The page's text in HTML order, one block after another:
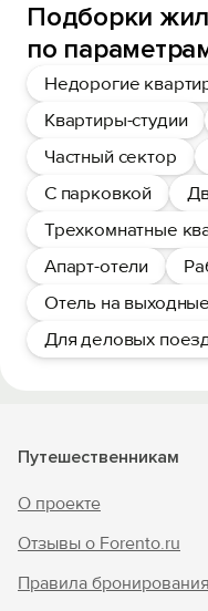
Подборки
по
Недорогие
Квартиры-студии
Частный сектор
С парковкой
Трехкомнатные
Апарт-отели
Отель на выходные
Для деловых
Путешественникам
О проекте
Отзывы о Forento.ru
Правила бронирования